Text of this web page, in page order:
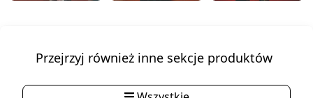
Przejrzyj również inne sekcje produktów